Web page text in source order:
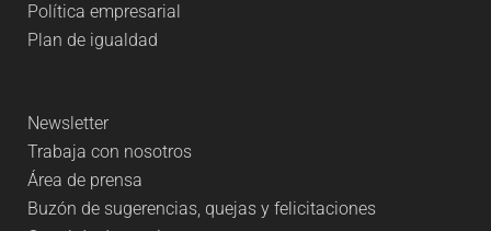
Política empresarial
Plan de igualdad
Newsletter
Trabaja con nosotros
Área de prensa
Buzón de sugerencias, quejas y felicitaciones